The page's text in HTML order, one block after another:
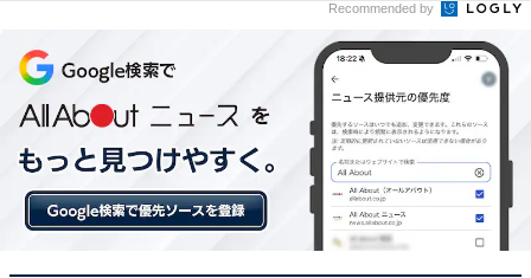
Recommended by